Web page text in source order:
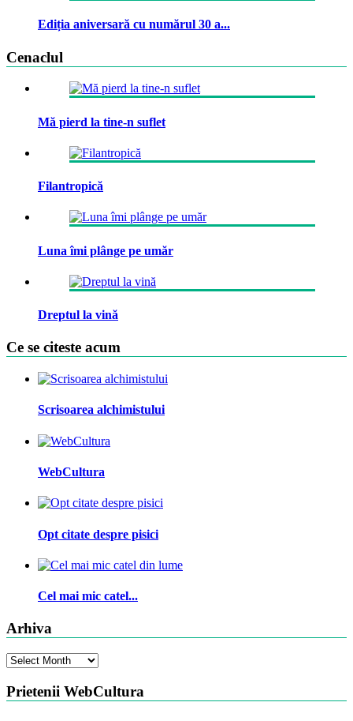
Ediția aniversară cu numărul 30 a...
Cenaclul
Mă pierd la tine-n suflet
Filantropică
Luna îmi plânge pe umăr
Dreptul la vină
Ce se citeste acum
Scrisoarea alchimistului
WebCultura
Opt citate despre pisici
Cel mai mic catel...
Arhiva
Arhiva
Prietenii WebCultura